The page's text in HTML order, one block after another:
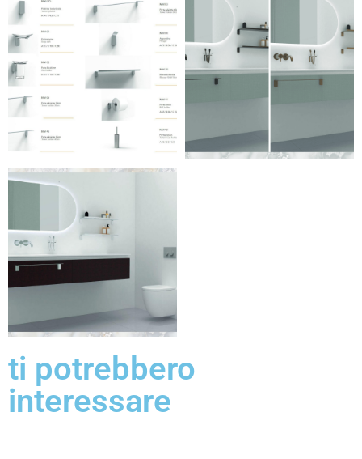
ti potrebbero
interessare